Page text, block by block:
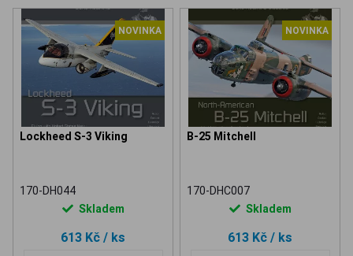
NOVINKA
Lockheed S-3 Viking
170-DH044
Skladem
613 Kč / ks
NOVINKA
B-25 Mitchell
170-DHC007
Skladem
613 Kč / ks